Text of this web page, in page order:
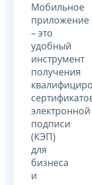
Мобильное
приложение
– это
удобный
инструмент
получения
электронной
подписи
(КЭП)
для
бизнеса
и